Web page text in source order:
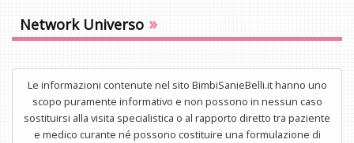
Network Universo »
Le informazioni contenute nel sito BimbiSanieBelli.it hanno uno
scopo puramente informativo e non possono in nessun caso
sostituirsi alla visita specialistica o al rapporto diretto tra paziente
e medico curante né possono costituire una formulazione di